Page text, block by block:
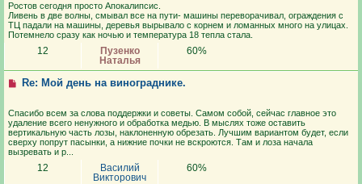
Ростов сегодня просто Апокалипсис.
Ливень в две волны, смывал все на пути- машины переворачивал, ограждения с
ТЦ падали на машины, деревья вырывало с корнем и ломанных много на улицах.
Потемнело сразу как ночью и температура 18 тепла стала.
12
Пузенко
Наталья
60%
Re: Мой день на винограднике.
Спасибо всем за слова поддержки и советы. Самом собой, сейчас главное это
удаление всего ненужного и обработка медью. В мыслях тоже оставить
вертикальную часть лозы, наклоненную обрезать. Лучшим вариантом будет, если
сверху попрут пасынки, а нижние почки не вскроются. Там и лоза начала
вызревать и р...
12
Василий
Викторович
60%